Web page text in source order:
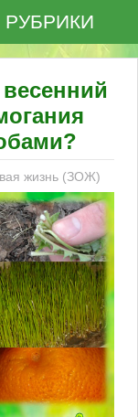
РУБРИКИ
жизнь (ЗОЖ)